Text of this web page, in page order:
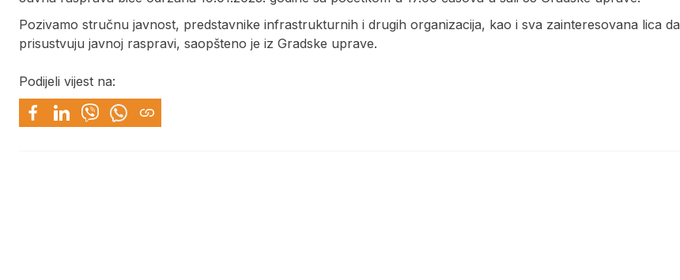
Pozivamo stručnu javnost, predstavnike infrastrukturnih i drugih organizacija, kao i sva zainteresovana lica da
prisustvuju javnoj raspravi, saopšteno je iz Gradske uprave.
Podijeli vijest na: